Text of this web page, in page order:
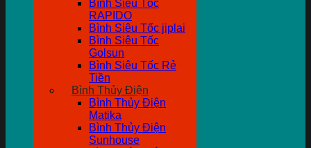
Bình Siêu Tốc
RAPIDO
Bình Siêu Tốc jiplai
Bình Siêu Tốc
Golsun
Bình Siêu Tốc Rẻ
Tiền
Bình Thủy Điện
Bình Thủy Điện
Matika
Bình Thủy Điện
Sunhouse